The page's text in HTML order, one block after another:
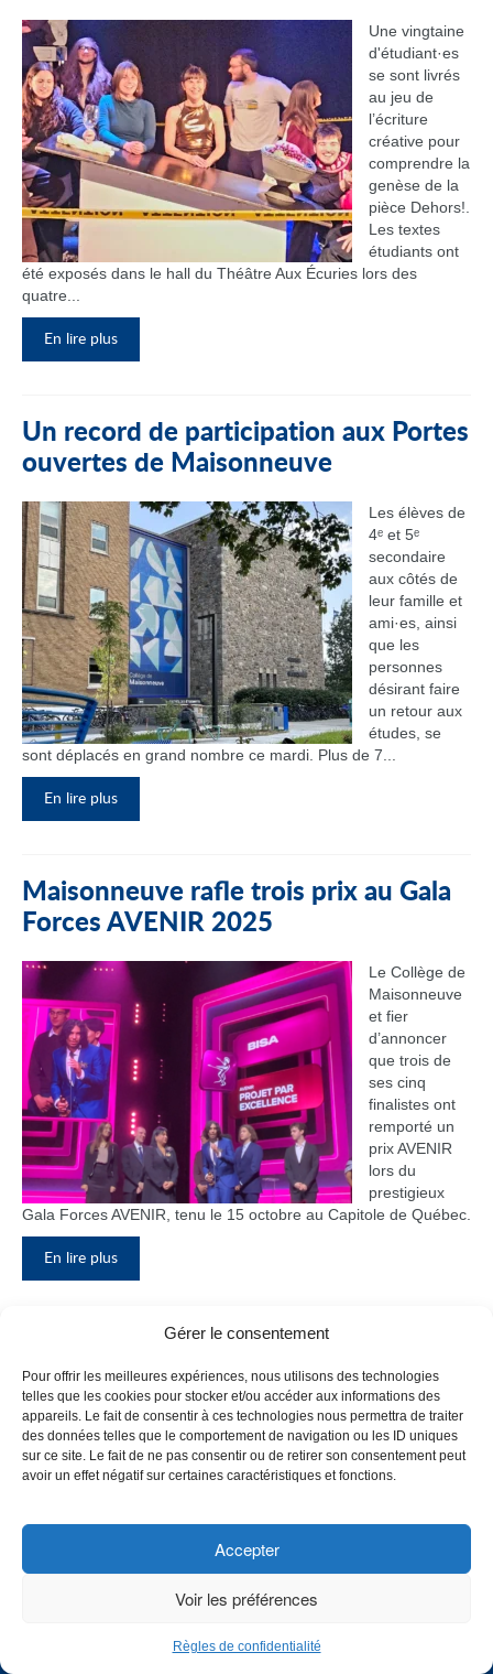
Gérer le consentement
Pour offrir les meilleures expériences, nous utilisons des technologies
telles que les cookies pour stocker et/ou accéder aux informations des
appareils. Le fait de consentir à ces technologies nous permettra de traiter
des données telles que le comportement de navigation ou les ID uniques
sur ce site. Le fait de ne pas consentir ou de retirer son consentement peut
avoir un effet négatif sur certaines caractéristiques et fonctions.
Accepter
Voir les préférences
Règles de confidentialité
Une vingtaine
d'étudiant·es
se sont livrés
au jeu de
l’écriture
créative pour
comprendre la
genèse de la
pièce Dehors!.
Les textes
étudiants ont
été exposés dans le hall du Théâtre Aux Écuries lors des
quatre...
En lire plus
Un record de participation aux Portes
ouvertes de Maisonneuve
Les élèves de
4ᵉ et 5ᵉ
secondaire
aux côtés de
leur famille et
ami·es, ainsi
que les
personnes
désirant faire
un retour aux
études, se
sont déplacés en grand nombre ce mardi. Plus de 7...
En lire plus
Maisonneuve rafle trois prix au Gala
Forces AVENIR 2025
Le Collège de
Maisonneuve
et fier
d’annoncer
que trois de
ses cinq
finalistes ont
remporté un
prix AVENIR
lors du
prestigieux
Gala Forces AVENIR, tenu le 15 octobre au Capitole de Québec.
En lire plus
bloc F
Le Collège de
Maisonneuve
a inauguré
CHOISISSEZ UN PROFIL